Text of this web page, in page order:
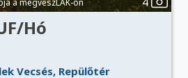
Hó
Vecsés, Repülőtér